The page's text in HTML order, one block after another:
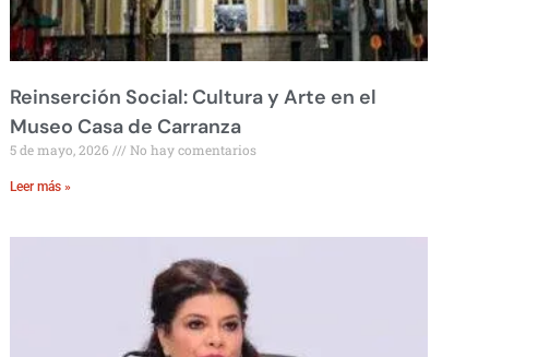
Reinserción Social: Cultura y Arte en el
Museo Casa de Carranza
5 de mayo, 2026 No hay comentarios
Leer más »